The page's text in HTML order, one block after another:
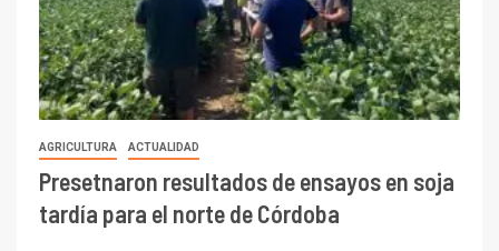
AGRICULTURA ACTUALIDAD
Presetnaron resultados de ensayos en soja
tardía para el norte de Córdoba